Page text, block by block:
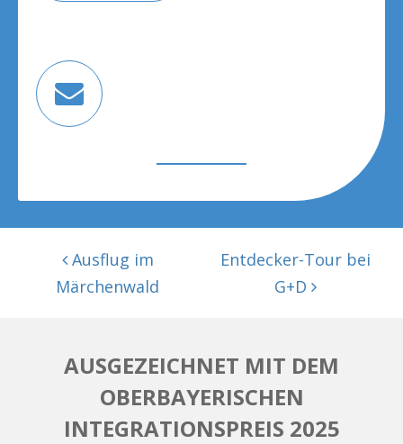
Ausflug im
Märchenwald
Entdecker-Tour bei
G+D
AUSGEZEICHNET MIT DEM
OBERBAYERISCHEN
INTEGRATIONSPREIS 2025